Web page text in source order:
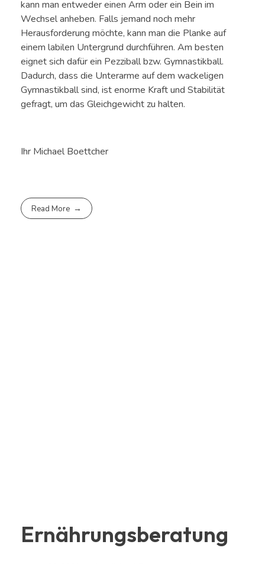
kann man entweder einen Arm oder ein Bein im
Wechsel anheben. Falls jemand noch mehr
Herausforderung möchte, kann man die Planke auf
einem labilen Untergrund durchführen. Am besten
eignet sich dafür ein Pezziball bzw. Gymnastikball.
Dadurch, dass die Unterarme auf dem wackeligen
Gymnastikball sind, ist enorme Kraft und Stabilität
gefragt, um das Gleichgewicht zu halten.
Ihr Michael Boettcher
Read More
Ernährungsberatung